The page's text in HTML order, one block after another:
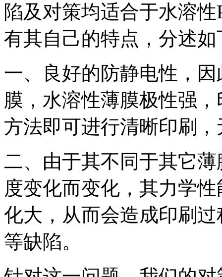
陷及对策均适合于水溶
有其自己的特点，分述如
一、良好的防静电性，
膜，水溶性薄膜极性强
方法即可进行清晰印刷
二、由于其不同于其它
度变化而变化，其力学
化大，从而会造成印刷
等缺陷。